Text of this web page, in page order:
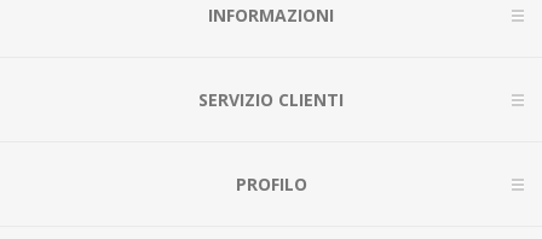
INFORMAZIONI
SERVIZIO CLIENTI
PROFILO